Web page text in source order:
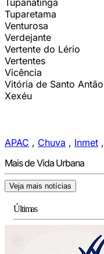
Tupanatinga
Tuparetama
Venturosa
Verdejante
Vertente do Lério
Vertentes
Vicência
Vitória de Santo Antão
Xexéu
APAC , Chuva , Inmet ,
Mais de Vida Urbana
Veja mais notícias
Últimas